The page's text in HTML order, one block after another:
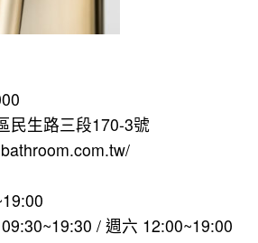
民生路三段170-3號
/ 週六 12:00~19:00